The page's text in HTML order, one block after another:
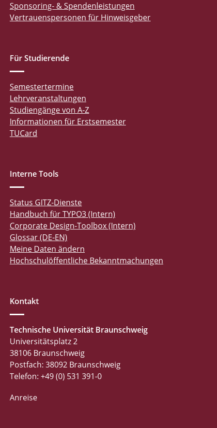
Sponsoring- & Spendenleistungen
Vertrauenspersonen für Hinweisgeber
Für Studierende
Semestertermine
Lehrveranstaltungen
Studiengänge von A-Z
Informationen für Erstsemester
TUCard
Interne Tools
Status GITZ-Dienste
Handbuch für TYPO3 (Intern)
Corporate Design-Toolbox (Intern)
Glossar (DE-EN)
Meine Daten ändern
Hochschulöffentliche Bekanntmachungen
Kontakt
Technische Universität Braunschweig
Universitätsplatz 2
38106 Braunschweig
Postfach: 38092 Braunschweig
Telefon: +49 (0) 531 391-0
Anreise